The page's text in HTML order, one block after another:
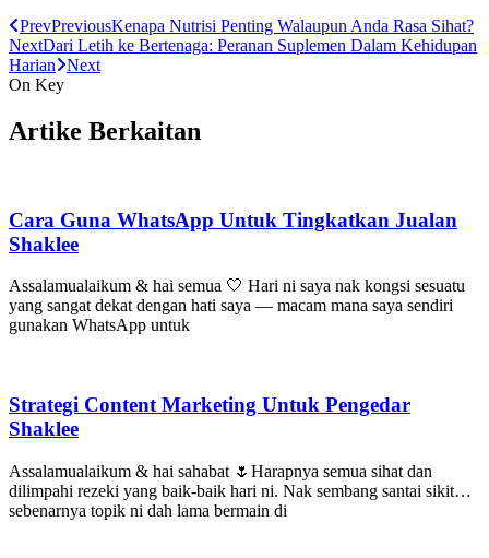
PrevPreviousKenapa Nutrisi Penting Walaupun Anda Rasa Sihat?
NextDari Letih ke Bertenaga: Peranan Suplemen Dalam Kehidupan
Harian
Next
On Key
Artike Berkaitan
Cara Guna WhatsApp Untuk Tingkatkan Jualan
Shaklee
Assalamualaikum & hai semua 🤍 Hari ni saya nak kongsi sesuatu
yang sangat dekat dengan hati saya — macam mana saya sendiri
gunakan WhatsApp untuk
Strategi Content Marketing Untuk Pengedar
Shaklee
Assalamualaikum & hai sahabat 🌷Harapnya semua sihat dan
dilimpahi rezeki yang baik-baik hari ni. Nak sembang santai sikit…
sebenarnya topik ni dah lama bermain di